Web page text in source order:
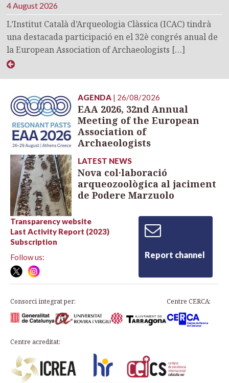
4 August 2026
L’Institut Català d’Arqueologia Clàssica (ICAC) tindrà
una destacada participació en el 32è congrés anual de
la European Association of Archaeologists […]
AGENDA | 26/08/2026
EAA 2026, 32nd Annual
Meeting of the European
Association of
Archaeologists
LATEST NEWS
Nova col·laboració
arqueozoològica al jaciment
de Podere Marzuolo
Transparency website
Last Activity Report (2023)
Subscription
Follow us:
Report channel
Consorci integrat per: Centre CERCA:
Centre acreditat: